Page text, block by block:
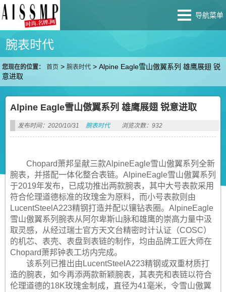
导航菜单
腕表时代
您现在的位置： 首页 >腕表时代 >Alpine Eagle雪山傲翼系列 雄鹰展翅 锐
意进取
Alpine Eagle雪山傲翼系列 雄鹰展翅 锐意进取
发布时间：2020/10/31 腕表时代 浏览次数：932
Chopard萧邦呈献三款AlpineEagle雪山傲翼系列全新
腕表，并搭配一体化整合表链。AlpineEagle雪山傲翼系列
于2019年发布，已成功推出两款腕表，其中大号表款采用
符合伦理道德标准的玫瑰金为原料，而小号表款则由
LucentSteelA223精钢打造并配以镶钻表圈。AlpineEagle
雪山傲翼系列腕表从阿尔卑斯山脉和雄鹰的崇高力量中汲
取灵感，从经过瑞士官方天文台精密时计认证（COSC）
的机芯、表壳、表盘到表链的制作，均由品牌工匠大师在
Chopard萧邦钟表工坊内完成。
该系列已推出由LucentSteelA223精钢或双重材质打
造的腕表，如今再添两款新颖腕表，其表壳和表链以符合
伦理道德的18K玫瑰金制成，直径为41毫米，令雪山傲翼